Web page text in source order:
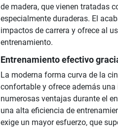
de madera, que vienen tratadas
especialmente duraderas. El
impactos de carrera y ofrece al
entrenamiento.
Entrenamiento efectivo
La moderna forma curva de la
confortable y ofrece además
numerosas ventajas durante el
una alta eficiencia de
exige un mayor esfuerzo, que